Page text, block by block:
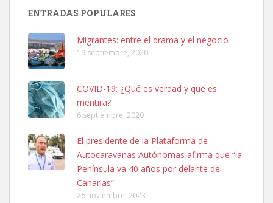
SHIBA PERDIDO AVDA JOSE MESA Y LOPEZ
06/07/2025 ZONA MESA Y LOPEZ. ES MUY ASUSTADIZO
Leales.org » Gran Canaria | 6.7.2025
Ninfa perdida
El día 5 se los perdió una ninfa papillera, asustada tiene miedo a la
calle, se perdió por la zon...
Leales.org » Gran Canaria | 6.7.2025
ENTRADAS POPULARES
Migrantes: entre el drama y el negocio
19 septiembre, 2020
COVID-19: ¿Qué es verdad y que es
mentira?
6 septiembre, 2020
El presidente de la Plataforma de
Autocaravanas Autónomas afirma que “la
Península va 40 años por delante de
Canarias”
26 noviembre, 2023